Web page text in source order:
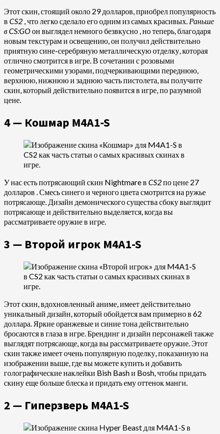
Этот скин, стоящий около 29 долларов, приобрел популярность
в CS2 , что легко сделало его одним из самых красивых. Раньше
в CS:GOон выглядел немного безвкусно , но теперь, благодаря
новым текстурам и освещению, он получил действительно
приятную сине-серебряную металлическую отделку, которая
отлично смотрится в игре. В сочетании с розовыми
геометрическими узорами, подчеркивающими переднюю,
верхнюю, нижнюю и заднюю часть пистолета, вы получите
скин, который действительно появится в игре, по разумной
цене.
4 — Кошмар M4A1-S
У нас есть потрясающий скин Nightmare в CS2по цене 27
долларов . Смесь синего и черного цвета смотрится на ружье
потрясающе. Дизайн демонического существа сбоку выглядит
потрясающе и действительно выделяется, когда вы
рассматриваете оружие в игре.
3 — Второй игрок M4A1-S
Этот скин, вдохновленный аниме, имеет действительно
уникальный дизайн, который обойдется вам примерно в 62
доллара. Яркие оранжевые и синие тона действительно
бросаются в глаза в игре. Брендинг и дизайн персонажей также
выглядят потрясающе, когда вы рассматриваете оружие. Этот
скин также имеет очень популярную поделку, показанную на
изображении выше, где вы можете купить и добавить
голографические наклейки Bish Bash и Bosh, чтобы придать
скину еще больше блеска и придать ему оттенок манги.
2 — Гиперзверь M4A1-S